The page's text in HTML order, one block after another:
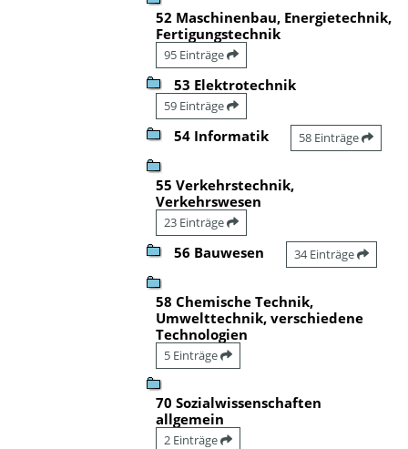
52 Maschinenbau, Energietechnik,
Fertigungstechnik
95 Einträge
53 Elektrotechnik
59 Einträge
54 Informatik 58 Einträge
55 Verkehrstechnik,
Verkehrswesen
23 Einträge
56 Bauwesen 34 Einträge
58 Chemische Technik,
Umwelttechnik, verschiedene
Technologien
5 Einträge
70 Sozialwissenschaften
allgemein
2 Einträge